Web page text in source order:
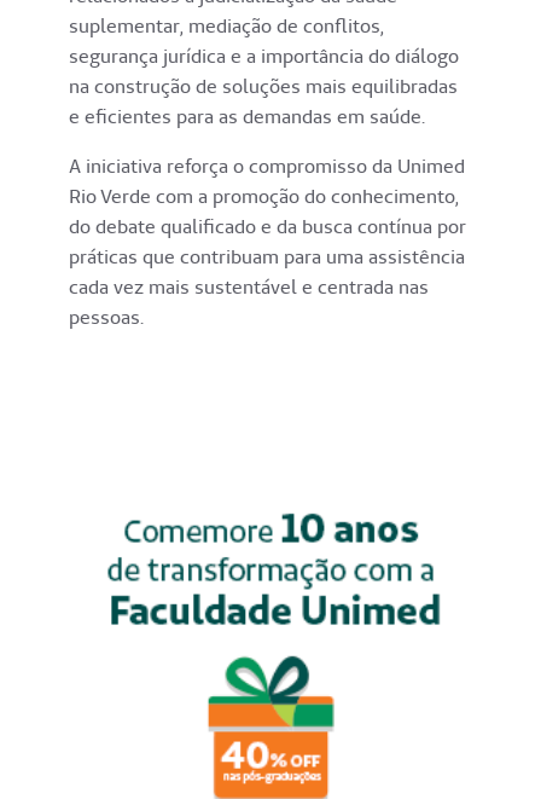
suplementar, mediação de conflitos,
segurança jurídica e a importância do diálogo
na construção de soluções mais equilibradas
e eficientes para as demandas em saúde.
A iniciativa reforça o compromisso da Unimed
Rio Verde com a promoção do conhecimento,
do debate qualificado e da busca contínua por
práticas que contribuam para uma assistência
cada vez mais sustentável e centrada nas
pessoas.